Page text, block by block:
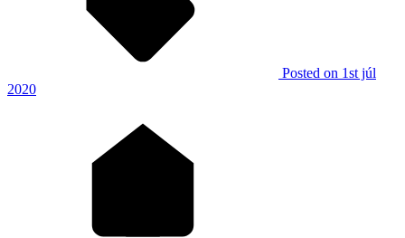
Posted on 1st júl
2020